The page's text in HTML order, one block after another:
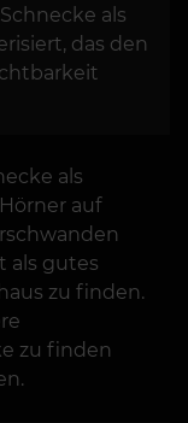
als
das den
als
auf
als gutes
zu finden.
zu finden